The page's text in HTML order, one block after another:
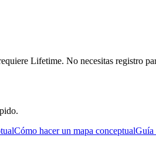
Lifetime. No necesitas registro
Cómo hacer un mapa conceptualGuía